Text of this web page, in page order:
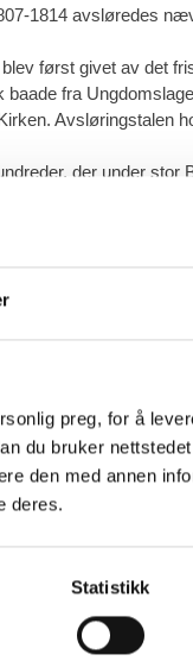
preg, for å
du bruker
den med annen
deres.
Statistikk
1814 avsløredes
først givet av det
fra
Avsløringstalen
der under stor
i Anton
Kirkesanger Lien for
Stemningen var
Bruker av
med samme
Sannesbøen. Efter
Felttoget fra 1807.
til Feltlazarettet